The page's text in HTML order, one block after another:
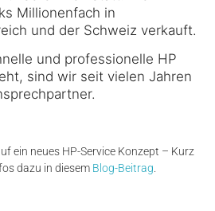
Millionenfach in
und der Schweiz verkauft.
und professionelle HP
sind wir seit vielen Jahren
ein neues HP-Service Konzept – Kurz
dazu in diesem Blog-Beitrag